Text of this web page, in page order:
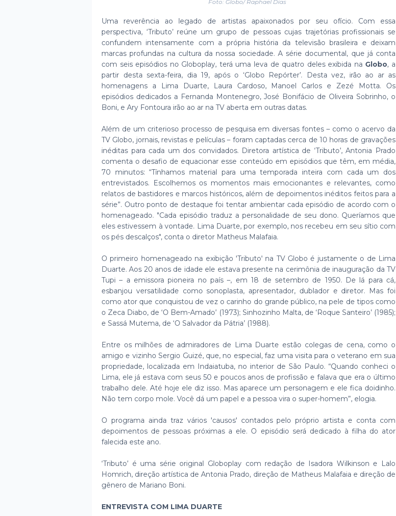
Foto: Globo/ Raphael Dias
Uma reverência ao legado de artistas apaixonados por seu ofício. Com essa
perspectiva, ‘Tributo’ reúne um grupo de pessoas cujas trajetórias profissionais se
confundem intensamente com a própria história da televisão brasileira e deixam
marcas profundas na cultura da nossa sociedade. A série documental, que já conta
com seis episódios no Globoplay, terá uma leva de quatro deles exibida na Globo, a
partir desta sexta-feira, dia 19, após o ‘Globo Repórter’. Desta vez, irão ao ar as
homenagens a Lima Duarte, Laura Cardoso, Manoel Carlos e Zezé Motta. Os
episódios dedicados a Fernanda Montenegro, José Bonifácio de Oliveira Sobrinho, o
Boni, e Ary Fontoura irão ao ar na TV aberta em outras datas.
Além de um criterioso processo de pesquisa em diversas fontes – como o acervo da
TV Globo, jornais, revistas e películas – foram captadas cerca de 10 horas de gravações
inéditas para cada um dos convidados. Diretora artística de ‘Tributo’, Antonia Prado
comenta o desafio de equacionar esse conteúdo em episódios que têm, em média,
70 minutos: “Tínhamos material para uma temporada inteira com cada um dos
entrevistados. Escolhemos os momentos mais emocionantes e relevantes, como
relatos de bastidores e marcos históricos, além de depoimentos inéditos feitos para a
série”. Outro ponto de destaque foi tentar ambientar cada episódio de acordo com o
homenageado. "Cada episódio traduz a personalidade de seu dono. Queríamos que
eles estivessem à vontade. Lima Duarte, por exemplo, nos recebeu em seu sítio com
os pés descalços", conta o diretor Matheus Malafaia.
O primeiro homenageado na exibição 'Tributo' na TV Globo é justamente o de Lima
Duarte. Aos 20 anos de idade ele estava presente na cerimônia de inauguração da TV
Tupi – a emissora pioneira no país –, em 18 de setembro de 1950. De lá para cá,
esbanjou versatilidade como sonoplasta, apresentador, dublador e diretor. Mas foi
como ator que conquistou de vez o carinho do grande público, na pele de tipos como
o Zeca Diabo, de ‘O Bem-Amado’ (1973); Sinhozinho Malta, de ‘Roque Santeiro’ (1985);
e Sassá Mutema, de ‘O Salvador da Pátria’ (1988).
Entre os milhões de admiradores de Lima Duarte estão colegas de cena, como o
amigo e vizinho Sergio Guizé, que, no especial, faz uma visita para o veterano em sua
propriedade, localizada em Indaiatuba, no interior de São Paulo. “Quando conheci o
Lima, ele já estava com seus 50 e poucos anos de profissão e falava que era o último
trabalho dele. Até hoje ele diz isso. Mas aparece um personagem e ele fica doidinho.
Não tem corpo mole. Você dá um papel e a pessoa vira o super-homem”, elogia.
O programa ainda traz vários 'causos' contados pelo próprio artista e conta com
depoimentos de pessoas próximas a ele. O episódio será dedicado à filha do ator
falecida este ano.
‘Tributo’ é uma série original Globoplay com redação de Isadora Wilkinson e Lalo
Homrich, direção artística de Antonia Prado, direção de Matheus Malafaia e direção de
gênero de Mariano Boni.
ENTREVISTA COM LIMA DUARTE